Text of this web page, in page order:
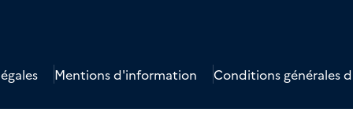
Mentions d'information Conditions générales